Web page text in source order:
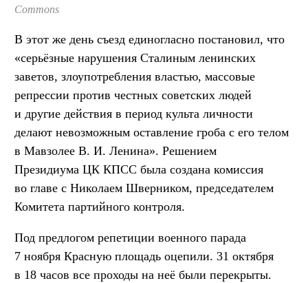
Commons
В этот же день съезд единогласно постановил, что
«серьёзные нарушения Сталиным ленинских
заветов, злоупотребления властью, массовые
репрессии против честных советских людей
и другие действия в период культа личности
делают невозможным оставление гроба с его телом
в Мавзолее В. И. Ленина». Решением
Президиума ЦК КПСС была создана комиссия
во главе с Николаем Шверником, председателем
Комитета партийного контроля.
Под предлогом репетиции военного парада
7 ноября Красную площадь оцепили. 31 октября
в 18 часов все проходы на неё были перекрыты.